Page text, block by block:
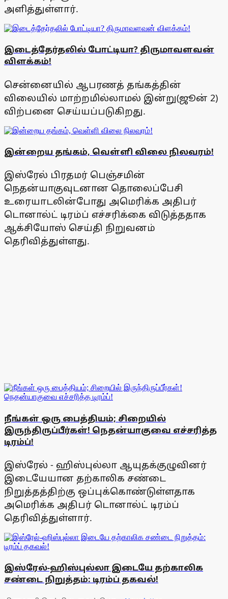
அளித்துள்ளார்.
இடைத்தேர்தலில் போட்டியா? திருமாவளவன்
விளக்கம்!
சென்னையில் ஆபரணத் தங்கத்தின்
விலையில் மாற்றமில்லாமல் இன்று(ஜூன் 2)
விற்பனை செய்யப்படுகிறது.
இன்றைய தங்கம், வெள்ளி விலை நிலவரம்!
இஸ்ரேல் பிரதமர் பெஞ்சமின்
நெதன்யாகுவுடனான தொலைப்பேசி
உரையாடலின்போது அமெரிக்க அதிபர்
டொனால்ட் டிரம்ப் எச்சரிக்கை விடுத்ததாக
ஆக்சியோஸ் செய்தி நிறுவனம்
தெரிவித்துள்ளது.
நீங்கள் ஒரு பைத்தியம்; சிறையில்
இருந்திருப்பீர்கள்! நெதன்யாகுவை எச்சரித்த
டிரம்ப்!
இஸ்ரேல் - ஹிஸ்புல்லா ஆயுதக்குழுவினர்
இடையேயான தற்காலிக சண்டை
நிறுத்தத்திற்கு ஒப்புக்கொண்டுள்ளதாக
அமெரிக்க அதிபர் டொனால்ட் டிரம்ப்
தெரிவித்துள்ளார்.
இஸ்ரேல்-ஹிஸ்புல்லா இடையே தற்காலிக
சண்டை நிறுத்தம்: டிரம்ப் தகவல்!